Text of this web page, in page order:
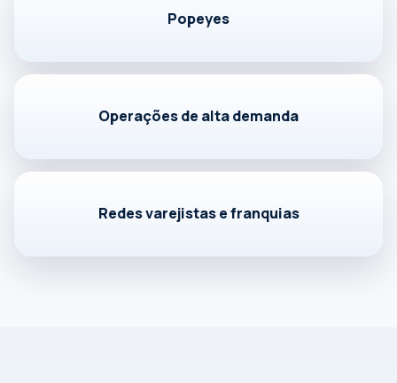
Popeyes
Operações de alta demanda
Redes varejistas e franquias